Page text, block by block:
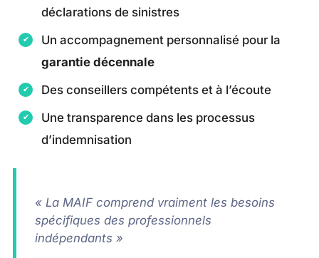
déclarations de sinistres
Un accompagnement personnalisé pour la
garantie décennale
Des conseillers compétents et à l’écoute
Une transparence dans les processus
d’indemnisation
« La MAIF comprend vraiment les besoins
spécifiques des professionnels
indépendants »